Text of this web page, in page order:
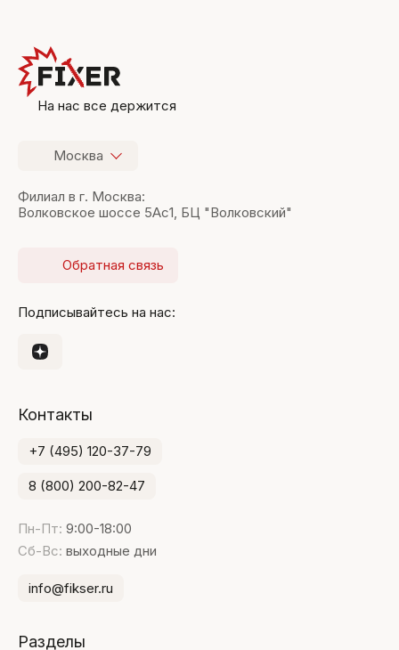
На нас все держится
Москва
Филиал в г. Москва:
Волковское шоссе 5Ас1, БЦ "Волковский"
Обратная связь
Подписывайтесь на нас:
Контакты
+7 (495) 120-37-79
8 (800) 200-82-47
Пн-Пт: 9:00-18:00
Сб-Вс: выходные дни
info@fikser.ru
Разделы